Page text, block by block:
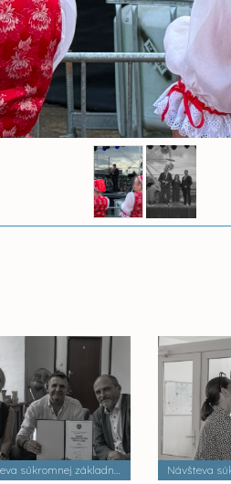
Návšteva súkromnej základnej umeleckej školy Zádielska